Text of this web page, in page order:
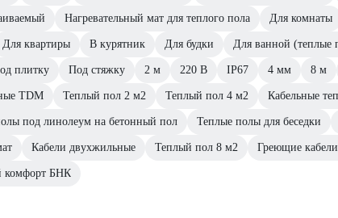
Нагревательный мат для теплого пола Для комнаты
Для квартиры В курятник Для будки Для ванной (теплые
плитку Под стяжку 2 м 220 В IP67 4 мм 8 м
TDM Теплый пол 2 м2 Теплый пол 4 м2 Кабельные
под линолеум на бетонный пол Теплые полы для беседки
Кабели двухжильные Теплый пол 8 м2 Греющие
комфорт БНК